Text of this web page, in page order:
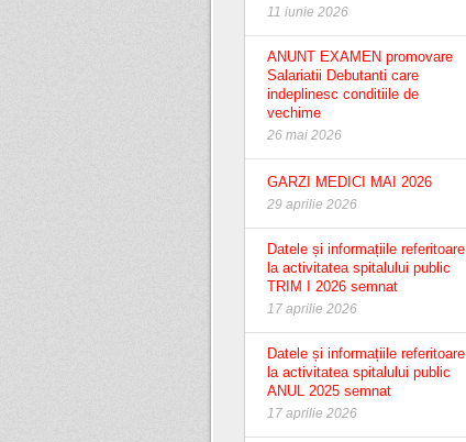
11 iunie 2026
ANUNT EXAMEN promovare
Salariatii Debutanti care
indeplinesc conditiile de
vechime
26 mai 2026
GARZI MEDICI MAI 2026
29 aprilie 2026
Datele și informațiile referitoare
la activitatea spitalului public
TRIM I 2026 semnat
17 aprilie 2026
Datele și informațiile referitoare
la activitatea spitalului public
ANUL 2025 semnat
17 aprilie 2026